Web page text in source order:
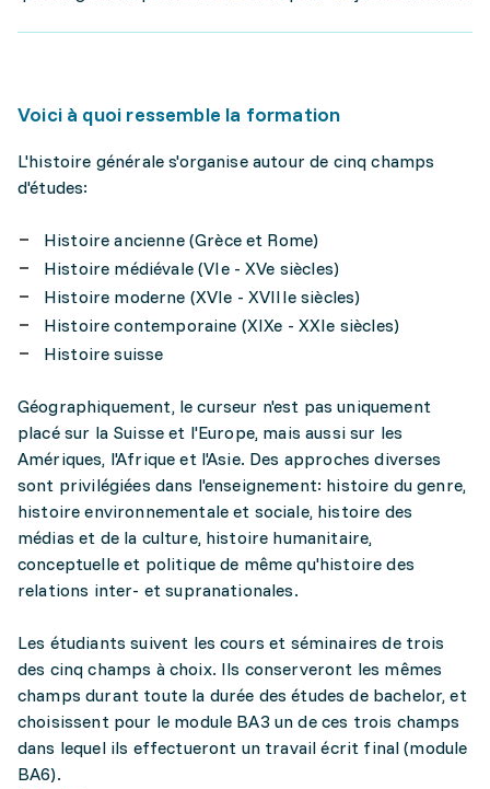
Voici à quoi ressemble la formation
L'histoire générale s'organise autour de cinq champs
d'études:
Histoire ancienne (Grèce et Rome)
Histoire médiévale (VIe - XVe siècles)
Histoire moderne (XVIe - XVIIIe siècles)
Histoire contemporaine (XIXe - XXIe siècles)
Histoire suisse
Géographiquement, le curseur n'est pas uniquement
placé sur la Suisse et l'Europe, mais aussi sur les
Amériques, l'Afrique et l'Asie. Des approches diverses
sont privilégiées dans l'enseignement: histoire du genre,
histoire environnementale et sociale, histoire des
médias et de la culture, histoire humanitaire,
conceptuelle et politique de même qu'histoire des
relations inter- et supranationales.
Les étudiants suivent les cours et séminaires de trois
des cinq champs à choix. Ils conserveront les mêmes
champs durant toute la durée des études de bachelor, et
choisissent pour le module BA3 un de ces trois champs
dans lequel ils effectueront un travail écrit final (module
BA6).